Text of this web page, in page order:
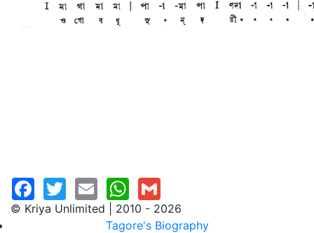
© Kriya Unlimited | 2010 - 2026
Tagore's Biography